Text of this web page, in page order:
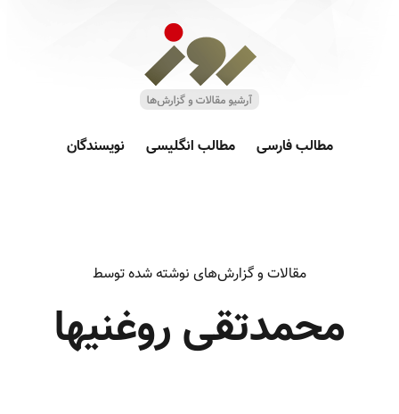
مطالب فارسی مطالب انگلیسی نویسندگان
مقالات و گزارش‌های نوشته شده توسط
محمدتقی روغنیها